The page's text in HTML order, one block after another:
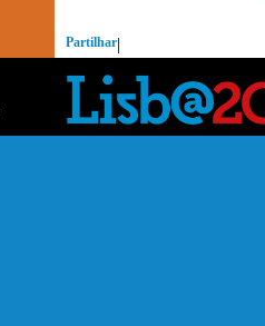
Partilhar|